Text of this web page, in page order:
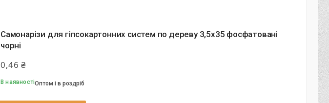
Самонарізи для гіпсокартонних систем по дереву 3,5х35 фосфатовані
чорні
0,46 ₴
В наявностіОптом і в роздріб